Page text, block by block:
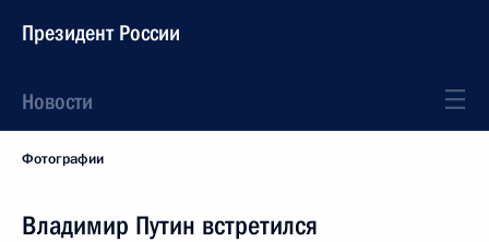
Президент России
Новости
Фотографии
Владимир Путин встретился